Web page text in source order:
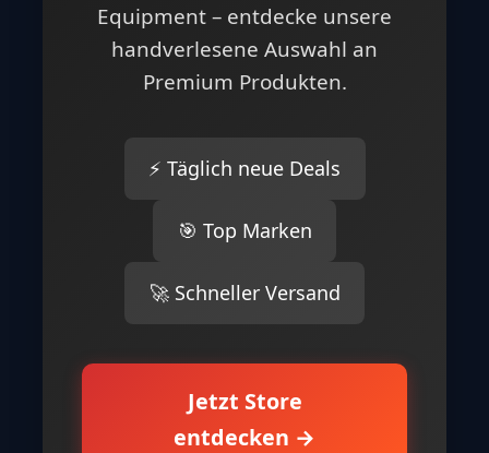
Equipment – entdecke unsere
handverlesene Auswahl an
Premium Produkten.
⚡ Täglich neue Deals
🎯 Top Marken
🚀 Schneller Versand
Jetzt Store
entdecken →